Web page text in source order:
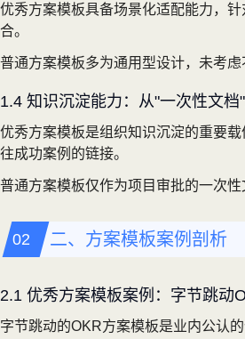
优秀方案模板具备场景化适配能力，
合。
普通方案模板多为通用型设计，未考
1.4 知识沉淀能力：从"一次性文档
优秀方案模板是组织知识沉淀的重要
往成功案例的链接。
普通方案模板仅作为项目审批的一次
二、方案模板案例剖析
2.1 优秀方案模板案例：字节跳动
字节跳动的OKR方案模板是业内公认